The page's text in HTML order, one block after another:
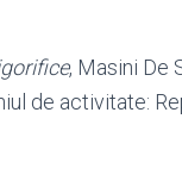
, Masini De
de activitate: